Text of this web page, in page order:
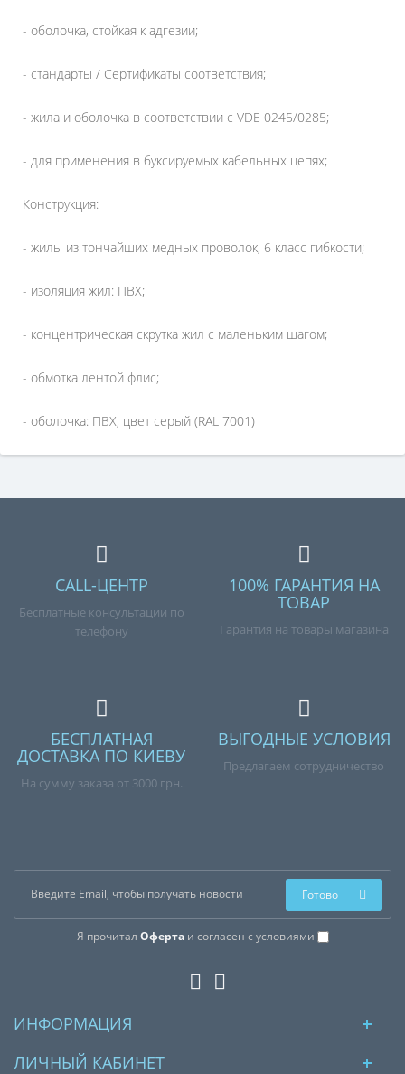
- оболочка, стойкая к адгезии;
- стандарты / Сертификаты соответствия;
- жила и оболочка в соответствии с VDE 0245/0285;
- для применения в буксируемых кабельных цепях;
Конструкция:
- жилы из тончайших медных проволок, 6 класс гибкости;
- изоляция жил: ПВХ;
- концентрическая скрутка жил с маленьким шагом;
- обмотка лентой флис;
- оболочка: ПВХ, цвет серый (RAL 7001)
CALL-ЦЕНТР
Бесплатные консультации по
телефону
100% ГАРАНТИЯ НА
ТОВАР
Гарантия на товары магазина
БЕСПЛАТНАЯ
ДОСТАВКА ПО КИЕВУ
На сумму заказа от 3000 грн.
ВЫГОДНЫЕ УСЛОВИЯ
Предлагаем сотрудничество
Я прочитал Офертаи согласен с условиями
Готово
ИНФОРМАЦИЯ
ЛИЧНЫЙ КАБИНЕТ